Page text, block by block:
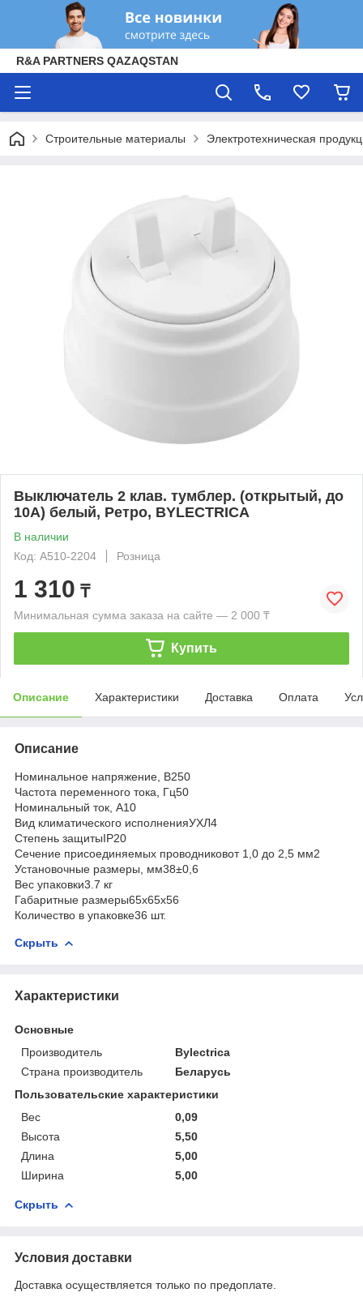
R&A PARTNERS QAZAQSTAN
Строительные материалы Электротехническая
Выключатель 2 клав. тумблер. (открытый, до
10А) белый, Ретро, BYLECTRICA
В наличии
Код: А510-2204
Розница
1 310 ₸
Минимальная сумма заказа на сайте — 2 000 ₸
Купить
Описание Характеристики Доставка Оплата
Описание
Номинальное напряжение, В250
Частота переменного тока, Гц50
Номинальный ток, А10
Вид климатического исполненияУХЛ4
Степень защитыIP20
Сечение присоединяемых проводниковот 1,0 до 2,5 мм2
Установочные размеры, мм38±0,6
Вес упаковки3.7 кг
Габаритные размеры65х65х56
Количество в упаковке36 шт.
Скрыть
Характеристики
Основные
Производитель
Bylectrica
Страна производитель
Беларусь
Пользовательские характеристики
Вес
0,09
Высота
5,50
Длина
5,00
Ширина
5,00
Скрыть
Условия доставки
Доставка осуществляется только по предоплате.